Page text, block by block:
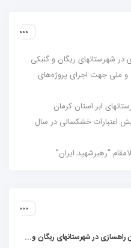
در شهرستانهای ریگان و گنبکی
و ملی جهت اجرای پروژه‌های
ابر استان کرمان
اعتبارات خشکسالی در سال
“رهبرشهید ایران”
رونمایی از ماشین آلات سنگین راهسازی در شهرستانهای ریگان و گنبکی